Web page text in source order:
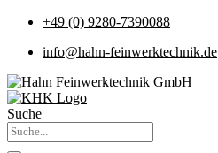
+49 (0) 9280-7390088
info@hahn-feinwerktechnik.de
Suche